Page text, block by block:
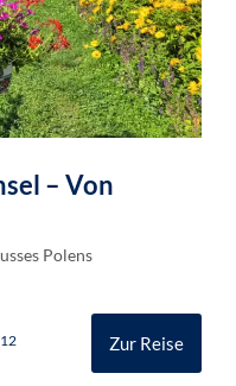
– Von
Polens
Zur Reise